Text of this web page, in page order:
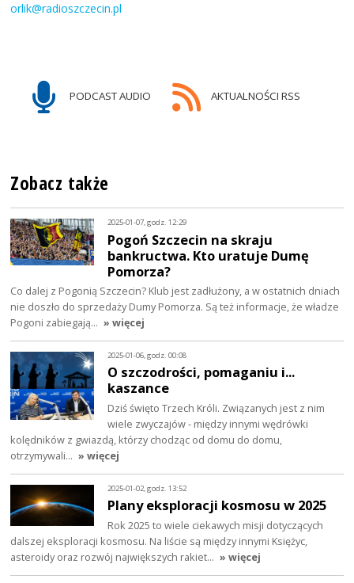
orlik@radioszczecin.pl
PODCAST AUDIO AKTUALNOŚCI RSS
Zobacz także
2025-01-07, godz. 12:29
Pogoń Szczecin na skraju
bankructwa. Kto uratuje Dumę
Pomorza?
Co dalej z Pogonią Szczecin? Klub jest zadłużony, a w ostatnich dniach
nie doszło do sprzedaży Dumy Pomorza. Są też informacje, że władze
Pogoni zabiegają… » więcej
2025-01-06, godz. 00:08
O szczodrości, pomaganiu i...
kaszance
Dziś święto Trzech Króli. Związanych jest z nim
wiele zwyczajów - między innymi wędrówki
kolędników z gwiazdą, którzy chodząc od domu do domu,
otrzymywali… » więcej
2025-01-02, godz. 13:52
Plany eksploracji kosmosu w 2025
Rok 2025 to wiele ciekawych misji dotyczących
dalszej eksploracji kosmosu. Na liście są między innymi Księżyc,
asteroidy oraz rozwój największych rakiet… » więcej